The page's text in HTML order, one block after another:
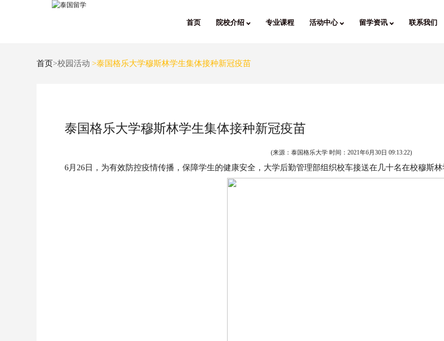
首页 院校介绍 专业课程 活动中心 留学资讯 联系我们
首页>校园活动 >泰国格乐大学穆斯林学生集体接种新冠疫苗
泰国格乐大学穆斯林学生集体接种新冠疫苗
(来源：泰国格乐大学 时间： 2021年6月30日 09:13:22)
6月26日，为有效防控疫情传播，保障学生的健康安全，大学后勤管理部组织校车接送在几十名在校穆斯林